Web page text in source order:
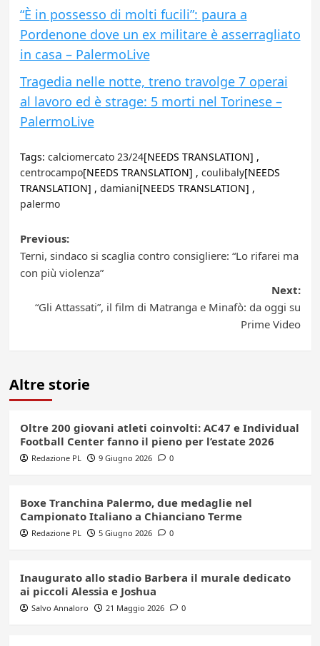
“È in possesso di molti fucili”: paura a
Pordenone dove un ex militare è asserragliato
in casa – PalermoLive
Tragedia nelle notte, treno travolge 7 operai
al lavoro ed è strage: 5 morti nel Torinese –
PalermoLive
Tags: calciomercato 23/24[NEEDS TRANSLATION] ,
centrocampo[NEEDS TRANSLATION] , coulibaly[NEEDS
TRANSLATION] , damiani[NEEDS TRANSLATION] ,
palermo
Post
navigation
Previous:
Terni, sindaco si scaglia contro consigliere: “Lo rifarei ma
con più violenza”
Next:
“Gli Attassati”, il film di Matranga e Minafò: da oggi su
Prime Video
Altre storie
Oltre 200 giovani atleti coinvolti: AC47 e Individual
Football Center fanno il pieno per l’estate 2026
Redazione PL 9 Giugno 2026 0
Boxe Tranchina Palermo, due medaglie nel
Campionato Italiano a Chianciano Terme
Redazione PL 5 Giugno 2026 0
Inaugurato allo stadio Barbera il murale dedicato
ai piccoli Alessia e Joshua
Salvo Annaloro 21 Maggio 2026 0